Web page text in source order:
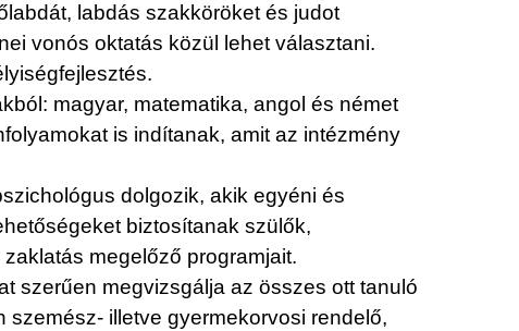
labdás szakköröket és judot
vonós oktatás közül lehet választani.
magyar, matematika, angol és német
is indítanak, amit az intézmény
dolgozik, akik egyéni és
biztosítanak szülők,
megelőző programjait.
szerűen megvizsgálja az összes ott tanuló
illetve gyermekorvosi rendelő,